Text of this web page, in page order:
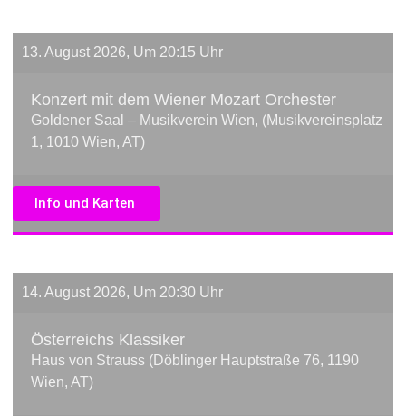
13. August 2026, Um 20:15 Uhr
Konzert mit dem Wiener Mozart Orchester
Goldener Saal – Musikverein Wien, (Musikvereinsplatz
1, 1010 Wien, AT)
Info und Karten
14. August 2026, Um 20:30 Uhr
Österreichs Klassiker
Haus von Strauss (Döblinger Hauptstraße 76, 1190
Wien, AT)